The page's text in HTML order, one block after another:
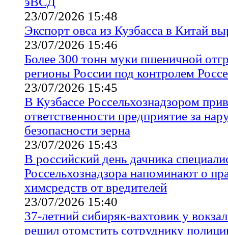
23/07/2026 15:48
Экспорт овса из Кузбасса в Китай
23/07/2026 15:46
Более 300 тонн муки пшеничной
регионы России под контролем
23/07/2026 15:45
В Кузбассе Россельхознадзором
ответственности предприятие за
безопасности зерна
23/07/2026 15:43
В российский день дачника
Россельхознадзора напоминают о
химсредств от вредителей
23/07/2026 15:40
37-летний сибиряк-вахтовик у
решил отомстить сотруднику